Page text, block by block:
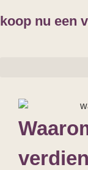
koop nu een